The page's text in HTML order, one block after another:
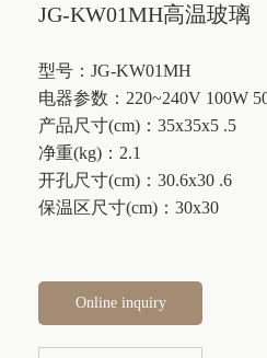
JG-KW01MH高温玻璃
型号：JG-KW01MH
电器参数：220~240V 100W
产品尺寸(cm)：35x35x5 .5
净重(kg)：2.1
开孔尺寸(cm)：30.6x30 .6
保温区尺寸(cm)：30x30
Online inquiry